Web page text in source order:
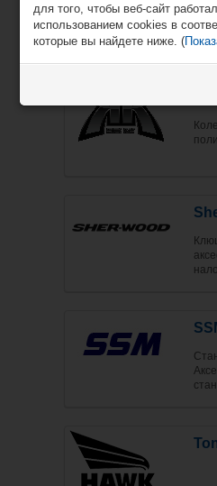
для того, чтобы веб-сайт
использованием cookies в
которые вы найдете ниже. (